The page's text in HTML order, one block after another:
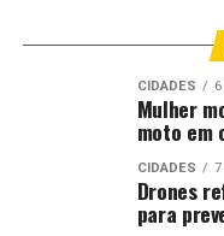
entrada nos nossos
o documento da
para os meus filhos.
título na mão”,
Morador há sete
CIDADES
Mulher
moto em
CIDADES
Drones
para